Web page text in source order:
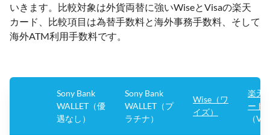
いきます。比較対象は外貨両替に強いWiseとVisaの楽天
カード、比較項目は為替手数料と海外事務手数料、そして
海外ATM利用手数料です。
Sony Bank
WALLET（優
遇なし）
Sony Bank
WALLET（プ
ラチナ）
Wise（ワ
イズ）
楽天
ード
（